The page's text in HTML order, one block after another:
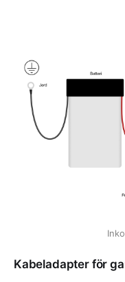
Kabeladapter för